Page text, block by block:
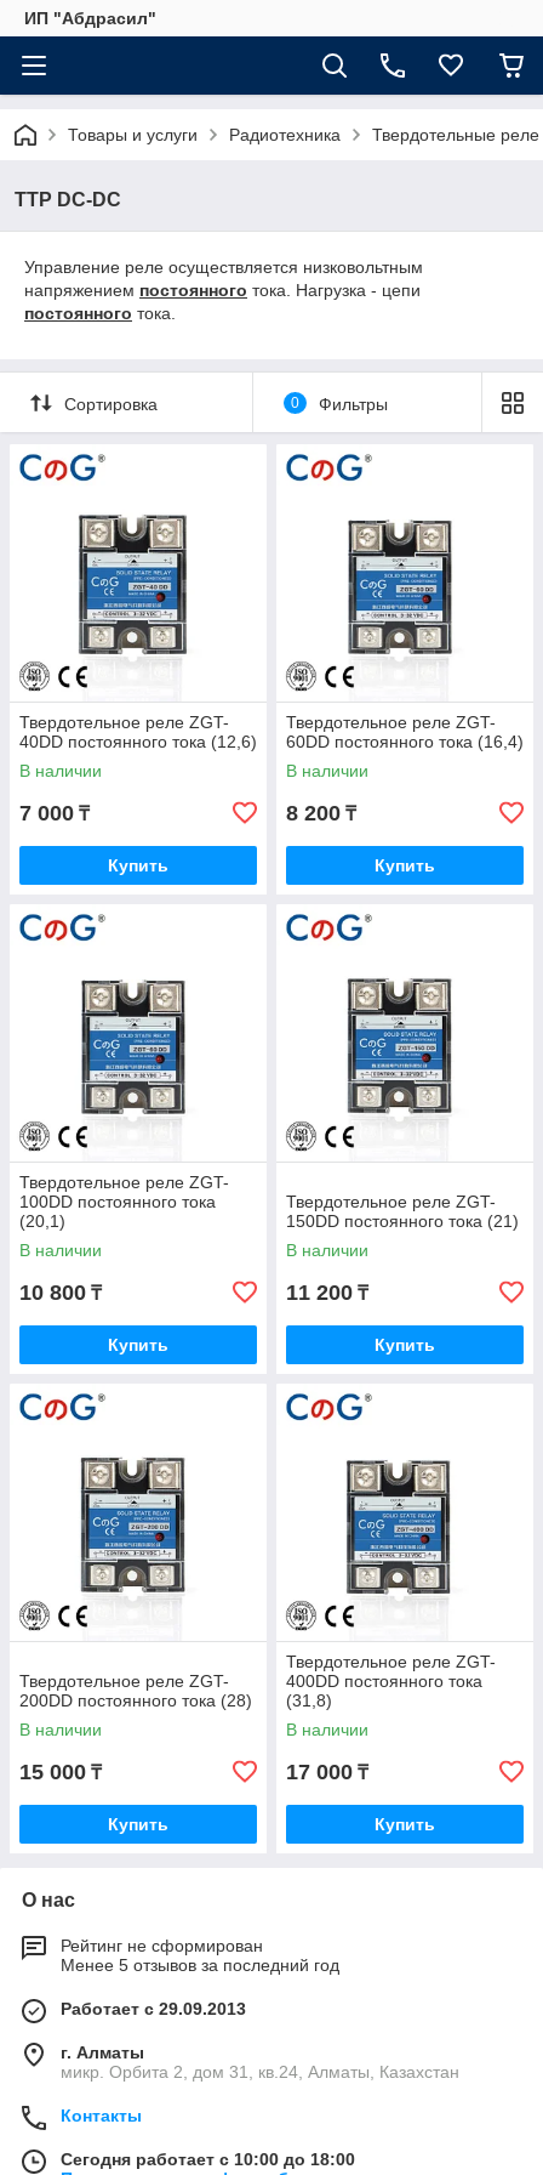
ИП "Абдрасил"
Товары и услуги Радиотехника Твердотельные реле
ТТР DC-DC
Управление реле осуществляется низковольтным
напряжением постоянного тока. Нагрузка - цепи
постоянного тока.
Сортировка 0 Фильтры
Твердотельное реле ZGT-
40DD постоянного тока (12,6)
В наличии
7 000 ₸
Купить
Твердотельное реле ZGT-
60DD постоянного тока (16,4)
В наличии
8 200 ₸
Купить
Твердотельное реле ZGT-
100DD постоянного тока
(20,1)
В наличии
10 800 ₸
Купить
Твердотельное реле ZGT-
150DD постоянного тока (21)
В наличии
11 200 ₸
Купить
Твердотельное реле ZGT-
200DD постоянного тока (28)
В наличии
15 000 ₸
Купить
Твердотельное реле ZGT-
400DD постоянного тока
(31,8)
В наличии
17 000 ₸
Купить
О нас
Рейтинг не сформирован
Менее 5 отзывов за последний год
Работает с 29.09.2013
г. Алматы
микр. Орбита 2, дом 31, кв.24, Алматы, Казахстан
Контакты
Сегодня работает с 10:00 до 18:00